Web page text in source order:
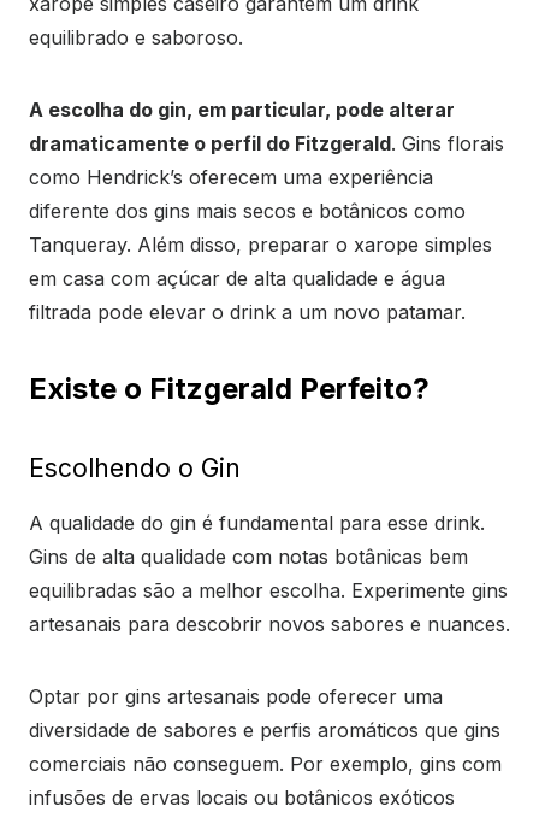
equilibrado e saboroso.
A escolha do gin, em particular, pode alterar
dramaticamente o perfil do Fitzgerald. Gins florais
como Hendrick’s oferecem uma experiência
diferente dos gins mais secos e botânicos como
Tanqueray. Além disso, preparar o xarope simples
em casa com açúcar de alta qualidade e água
filtrada pode elevar o drink a um novo patamar.
Existe o Fitzgerald Perfeito?
Escolhendo o Gin
A qualidade do gin é fundamental para esse drink.
Gins de alta qualidade com notas botânicas bem
equilibradas são a melhor escolha. Experimente gins
artesanais para descobrir novos sabores e nuances.
Optar por gins artesanais pode oferecer uma
diversidade de sabores e perfis aromáticos que gins
comerciais não conseguem. Por exemplo, gins com
infusões de ervas locais ou botânicos exóticos